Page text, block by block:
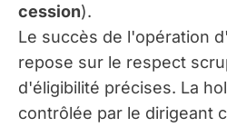
cession).
Le succès de l'opération
repose sur le respect
d'éligibilité précises. La
contrôlée par le dirigeant